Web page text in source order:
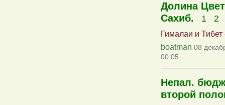
Долина
Сахиб.
1 2
Гималаи и Тибет
boatman 08
00:05
Непал.
второй